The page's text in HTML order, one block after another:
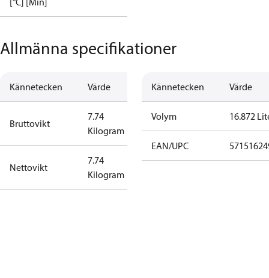
Allmänna specifikationer
Kännetecken Värde
Bruttovikt
7.74
Kilogram
Nettovikt
7.74
Kilogram
Kännetecken Värde
Volym 16.872
EAN/UPC